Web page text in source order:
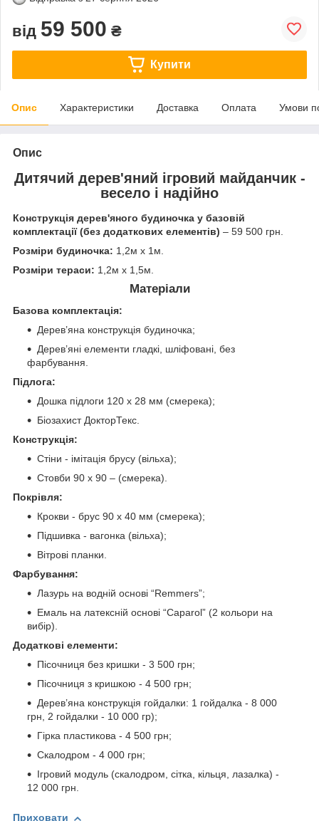
від 59 500 ₴
Купити
Опис Характеристики Доставка Оплата Умови
Опис
Дитячий дерев'яний ігровий майданчик -
весело і надійно
Конструкція дерев'яного будиночка у базовій
комплектації (без додаткових елементів) – 59 500 грн.
Розміри будиночка: 1,2м х 1м.
Розміри тераси: 1,2м х 1,5м.
Матеріали
Базова комплектація:
Дерев’яна конструкція будиночка;
Дерев’яні елементи гладкі, шліфовані, без
фарбування.
Підлога:
Дошка підлоги 120 х 28 мм (смерека);
Біозахист ДокторТекс.
Конструкція:
Стіни - імітація брусу (вільха);
Стовби 90 х 90 – (смерека).
Покрівля:
Крокви - брус 90 х 40 мм (смерека);
Підшивка - вагонка (вільха);
Вітрові планки.
Фарбування:
Лазурь на водній основі “Remmers”;
Емаль на латексній основі “Caparol” (2 кольори на
вибір).
Додаткові елементи:
Пісочниця без кришки - 3 500 грн;
Пісочниця з кришкою - 4 500 грн;
Дерев’яна конструкція гойдалки: 1 гойдалка - 8 000
грн, 2 гойдалки - 10 000 гр);
Гірка пластикова - 4 500 грн;
Скалодром - 4 000 грн;
Ігровий модуль (скалодром, сітка, кільця, лазалка) -
12 000 грн.
Приховати